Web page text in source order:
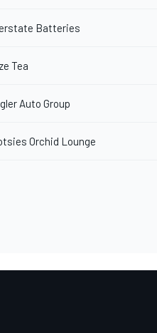
Batteries
Tea
Auto Group
Orchid Lounge